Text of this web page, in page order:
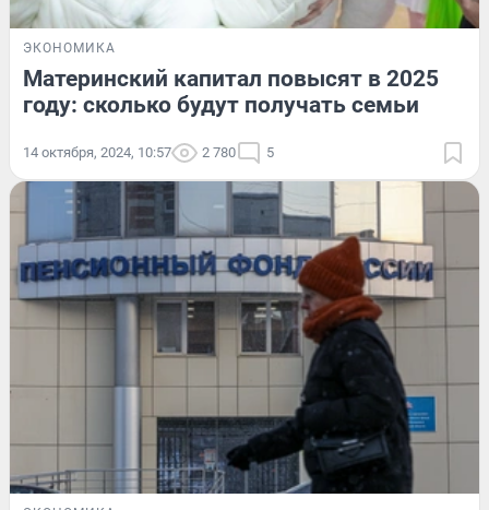
ЭКОНОМИКА
Материнский капитал повысят в 2025
году: сколько будут получать семьи
14 октября, 2024, 10:57 2 780 5